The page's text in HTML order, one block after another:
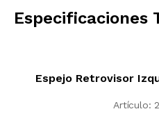
Especificaciones
Espejo Retrovisor
Artículo: